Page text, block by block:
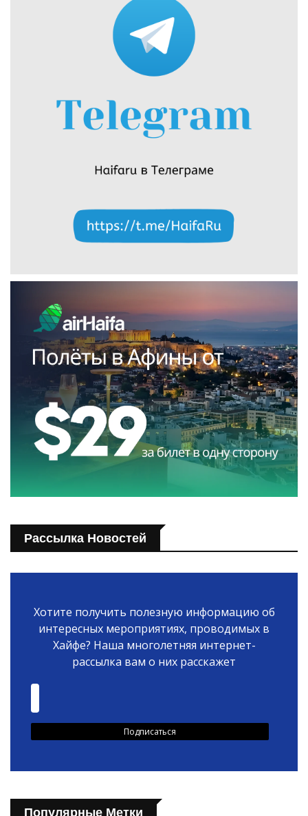
Рассылка Новостей
Хотите получить полезную информацию об
интересных мероприятиях, проводимых в
Хайфе? Наша многолетняя интернет-
рассылка вам о них расскажет
Популярные Метки